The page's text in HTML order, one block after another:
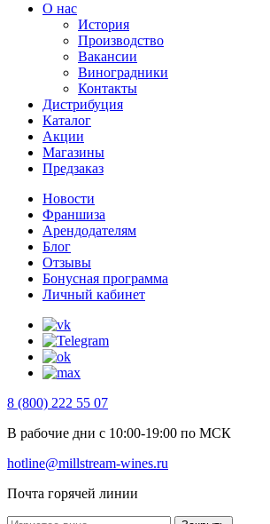
О нас
История
Производство
Вакансии
Виноградники
Контакты
Дистрибуция
Каталог
Акции
Магазины
Предзаказ
Новости
Франшиза
Арендодателям
Блог
Отзывы
Бонусная программа
Личный кабинет
8 (800) 222 55 07
В рабочие дни с 10:00-19:00 по МСК
hotline@millstream-wines.ru
Почта горячей линии